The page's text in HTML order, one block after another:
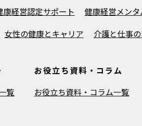
康経営認定サポート
健康経営メン
女性の健康とキャリア 介護と仕事
覧
お役立ち資料・コラム
お役立ち資料・コラム一覧